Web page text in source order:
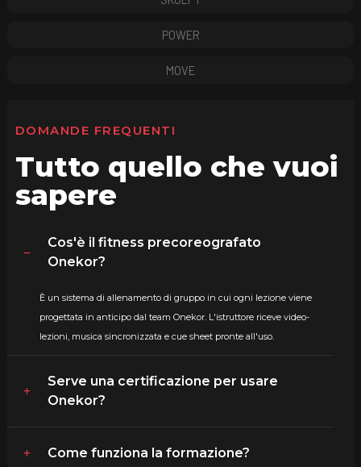
POWER
MOVE
DOMANDE FREQUENTI
Tutto quello che vuoi
sapere
Cos'è il fitness precoreografato
Onekor?
È un sistema di allenamento di gruppo in cui ogni lezione viene
progettata in anticipo dal team Onekor. L'istruttore riceve video-
lezioni, musica sincronizzata e cue sheet pronte all'uso.
Serve una certificazione per usare
Onekor?
Come funziona la formazione?